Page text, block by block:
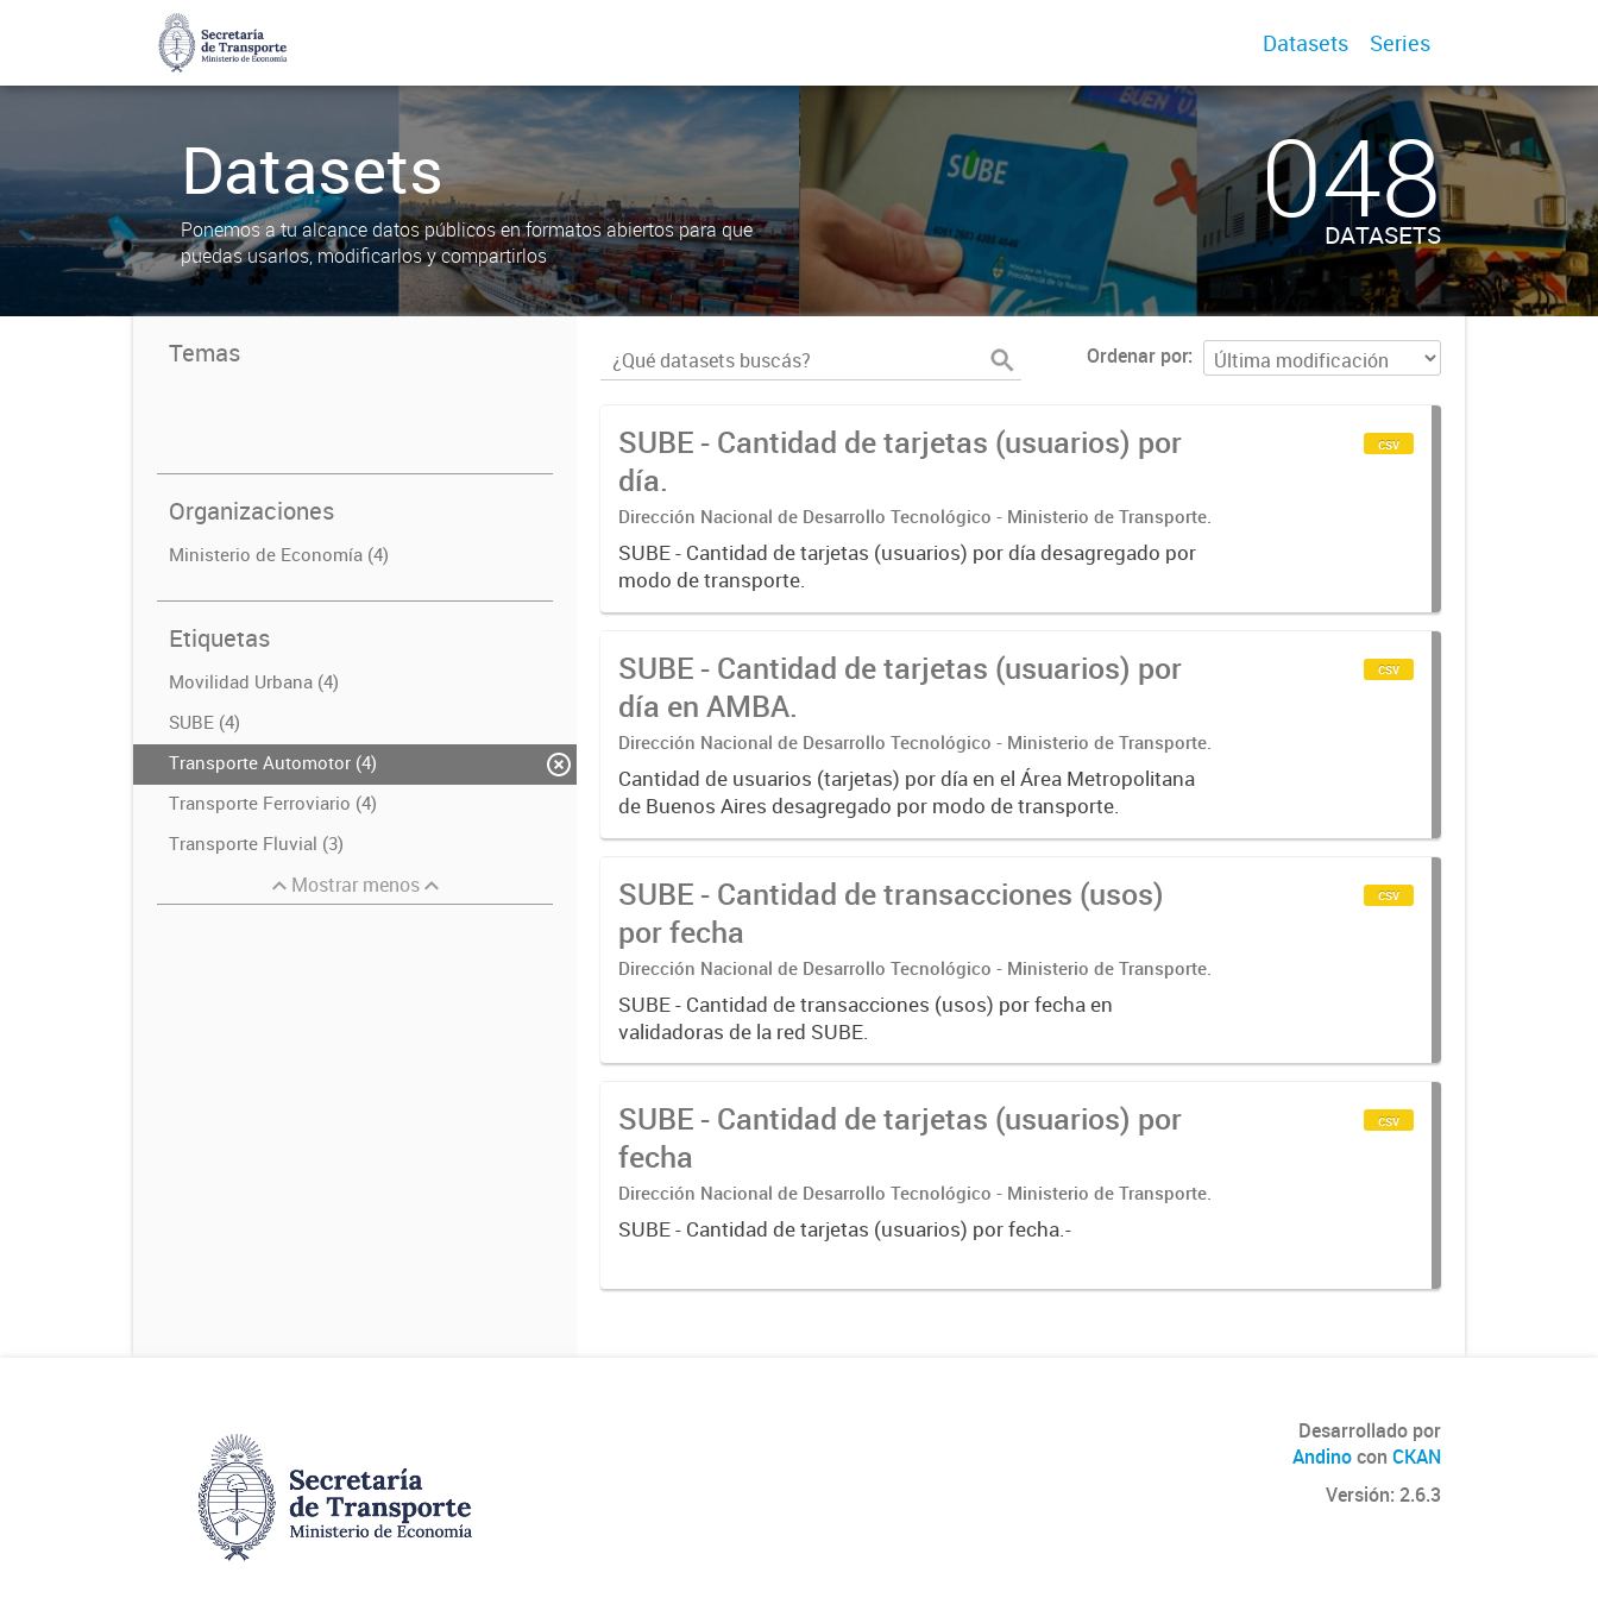
Datasets Series
Datasets
Ponemos a tu alcance datos públicos en formatos abiertos para que
puedas usarlos, modificarlos y compartirlos
048
DATASETS
Temas
Organizaciones
Ministerio de Economía (4)
Etiquetas
Movilidad Urbana (4)
SUBE (4)
Transporte Automotor (4)
Transporte Ferroviario (4)
Transporte Fluvial (3)
Mostrar menos
Ordenar por
SUBE - Cantidad de tarjetas (usuarios) por
día.
Dirección Nacional de Desarrollo Tecnológico - Ministerio de Transporte.
SUBE - Cantidad de tarjetas (usuarios) por día desagregado por
modo de transporte.
csv
SUBE - Cantidad de tarjetas (usuarios) por
día en AMBA.
Dirección Nacional de Desarrollo Tecnológico - Ministerio de Transporte.
Cantidad de usuarios (tarjetas) por día en el Área Metropolitana
de Buenos Aires desagregado por modo de transporte.
csv
SUBE - Cantidad de transacciones (usos)
por fecha
Dirección Nacional de Desarrollo Tecnológico - Ministerio de Transporte.
SUBE - Cantidad de transacciones (usos) por fecha en
validadoras de la red SUBE.
csv
SUBE - Cantidad de tarjetas (usuarios) por
fecha
Dirección Nacional de Desarrollo Tecnológico - Ministerio de Transporte.
SUBE - Cantidad de tarjetas (usuarios) por fecha.-
csv
Desarrollado por
Andinocon CKAN
Versión: 2.6.3